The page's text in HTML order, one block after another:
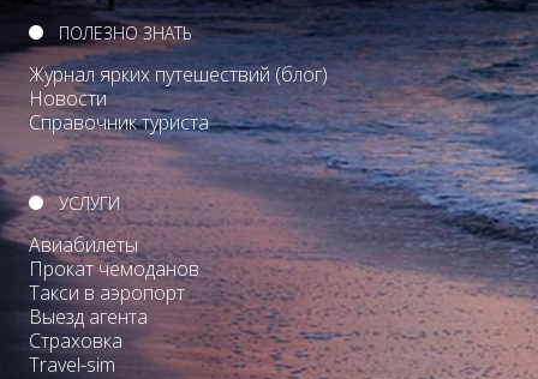
ПОЛЕЗНО ЗНАТЬ
Журнал ярких путешествий (блог)
Новости
Справочник туриста
УСЛУГИ
Авиабилеты
Прокат чемоданов
Такси в аэропорт
Выезд агента
Страховка
Travel-sim